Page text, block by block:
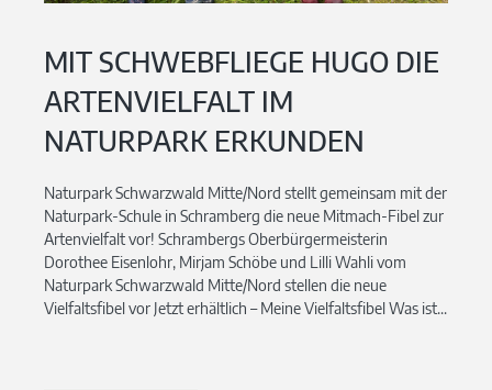
MIT SCHWEBFLIEGE HUGO DIE
ARTENVIELFALT IM
NATURPARK ERKUNDEN
Naturpark Schwarzwald Mitte/Nord stellt gemeinsam mit der
Naturpark-Schule in Schramberg die neue Mitmach-Fibel zur
Artenvielfalt vor! Schrambergs Oberbürgermeisterin
Dorothee Eisenlohr, Mirjam Schöbe und Lilli Wahli vom
Naturpark Schwarzwald Mitte/Nord stellen die neue
Vielfaltsfibel vor Jetzt erhältlich – Meine Vielfaltsfibel Was ist...